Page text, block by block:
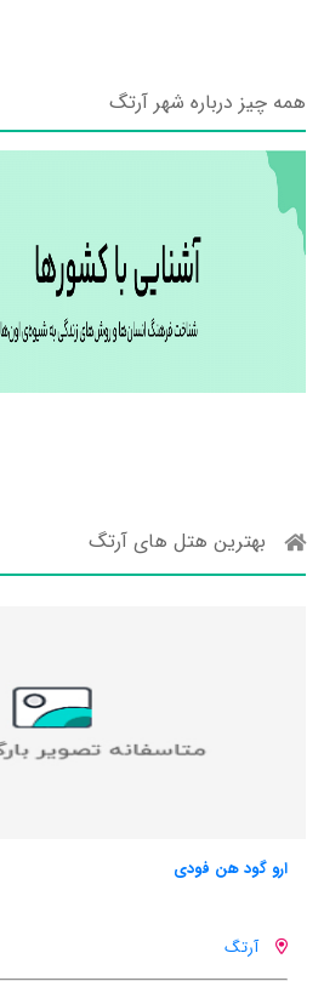
همه چیز درباره شهر آرتگ
بهترین هتل های آرتگ
ارو گود هن فودی
آرتگ